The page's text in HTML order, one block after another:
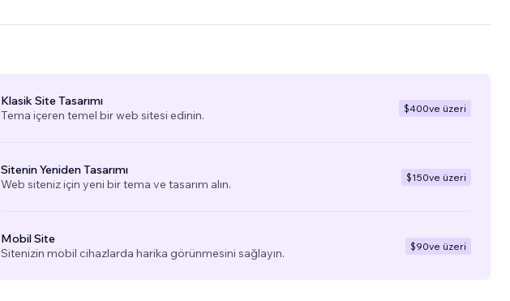
Klasik Site Tasarımı
Tema içeren temel bir web sitesi edinin.
$400ve üzeri
Sitenin Yeniden Tasarımı
Web siteniz için yeni bir tema ve tasarım alın.
$150ve üzeri
Mobil Site
Sitenizin mobil cihazlarda harika görünmesini sağlayın.
$90ve üzeri